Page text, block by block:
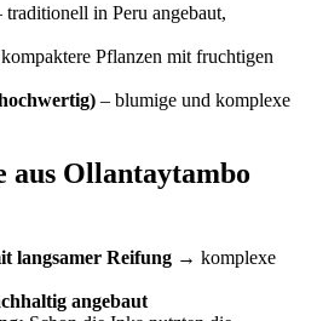
traditionell in Peru angebaut,
Pflanzen mit fruchtigen
– blumige und komplexe
aus Ollantaytambo
langsamer Reifung → komplexe
angebaut